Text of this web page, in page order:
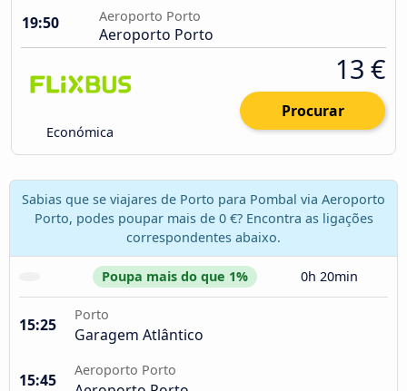
19:50
Aeroporto Porto
Aeroporto Porto
Económica
13 €
Procurar
Sabias que se viajares de Porto para Pombal via Aeroporto
Porto, podes poupar mais de 0 €? Encontra as ligações
correspondentes abaixo.
Poupa mais do que 1% 0h 20min
15:25
Porto
Garagem Atlântico
15:45
Aeroporto Porto